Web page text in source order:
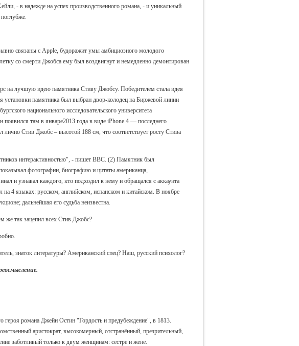
- в надежде на успех производственного романа, - и уникальный
связаны с Apple, будоражит умы амбициозного молодого
со смерти Джобса ему был воздвигнут и немедленно демонтирован
на лучшую идею памятника Стиву Джобсу. Победителем стала идея
установки памятника был выбран двор-колодец на Биржевой линии
национального исследовательского университета
там в январе2013 года в виде iPhone 4 — последнего
лично Стив Джобс – высотой 188 см, что соответствует росту Стива
интерактивностью", - пишет BBC. (2) Памятник был
фотографии, биографию и цитаты американца,
и узнавал каждого, кто подходил к нему и обращался с аккаунта
4 языках: русском, английском, испанском и китайском. В ноябре
дальнейшая его судьба неизвестна.
же так зацепил всех Стив Джобс?
знаток литературы? Американский спец? Наш, русский психолог?
героя романа Джейн Остин "Гордость и предубеждение", в 1813.
аристократ, высокомерный, отстранённый, презрительный,
заботливый только к двум женщинам: сестре и жене.